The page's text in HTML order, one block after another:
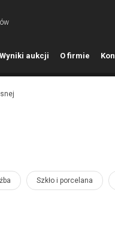
Wyniki aukcji O firmie K
Szkło i porcelana